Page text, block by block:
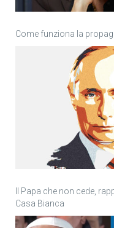
Come funziona la
Il Papa che non cede,
Casa Bianca